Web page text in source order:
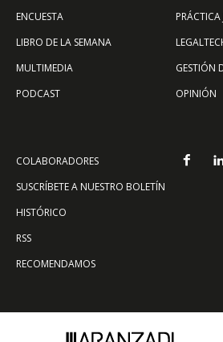
ENCUESTA
LIBRO DE LA SEMANA
MULTIMEDIA
PODCAST
GESTIÓN
OPINIÓN
COLABORADORES
SUSCRÍBETE A NUESTRO BOLETÍN
HISTÓRICO
RSS
RECOMENDAMOS